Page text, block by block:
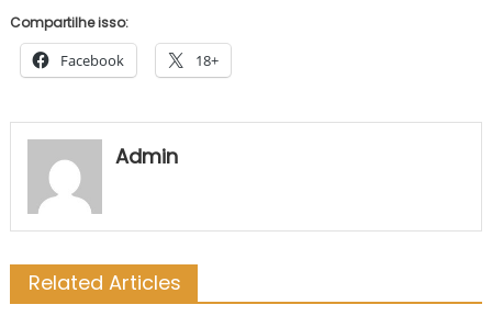
Compartilhe isso:
Facebook 18+
Admin
Related Articles